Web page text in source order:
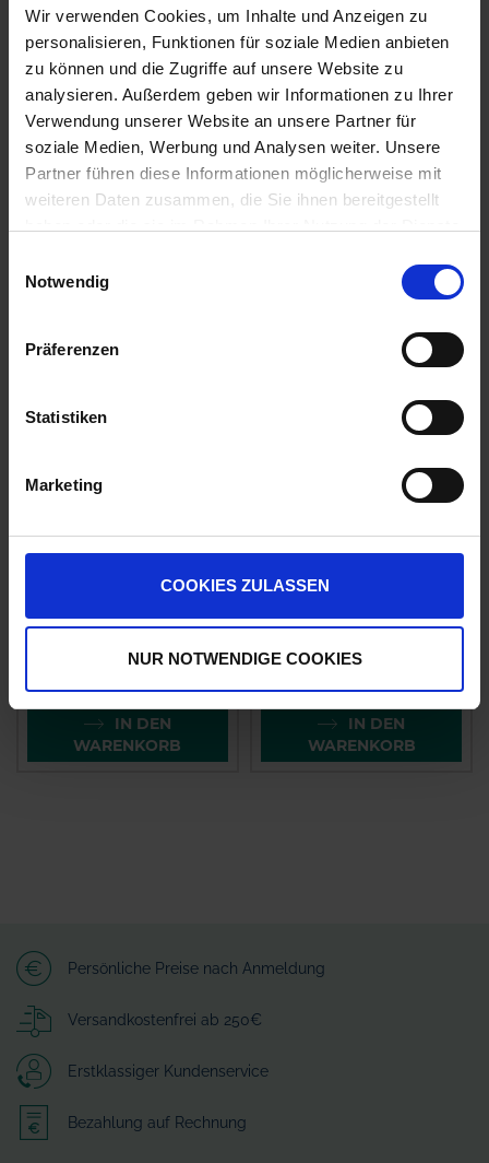
Wir verwenden Cookies, um Inhalte und Anzeigen zu
personalisieren, Funktionen für soziale Medien anbieten
zu können und die Zugriffe auf unsere Website zu
analysieren. Außerdem geben wir Informationen zu Ihrer
Verwendung unserer Website an unsere Partner für
soziale Medien, Werbung und Analysen weiter. Unsere
Partner führen diese Informationen möglicherweise mit
weiteren Daten zusammen, die Sie ihnen bereitgestellt
Notwendig
Präferenzen
Statistiken
Marketing
COOKIES ZULASSEN
NUR NOTWENDIGE COOKIES
33,70 € / l
Zentero SPR
IN DEN
WARENKORB
Proagro Netzmittel
IN DEN
WARENKORB
Persönliche Preise nach Anmeldung
Versandkostenfrei ab 250€
Erstklassiger Kundenservice
Bezahlung auf Rechnung